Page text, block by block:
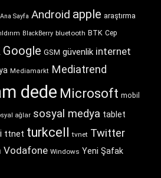
Ana Sayfa Android apple araştırma
BlackBerry bluetooth BTK Cep
Google GSM güvenlik internet
Mediamarkt Mediatrend
dede Microsoft mobil
ağlar sosyal medya tablet
ttnet turkcell tvnet Twitter
Vodafone Windows Yeni Şafak